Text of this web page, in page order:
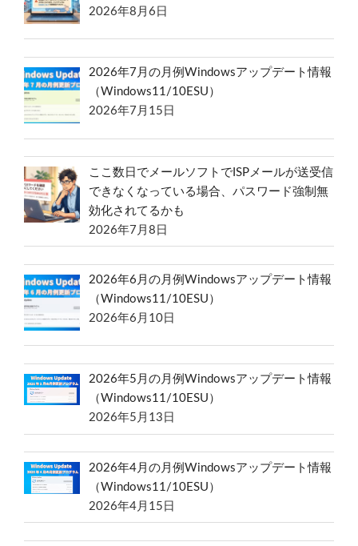
2026年8月6日
2026年7月の月例Windowsアップデート情報
（Windows11/10ESU）
2026年7月15日
ここ数日でメールソフトでISPメールが送受信
できなくなっている場合、パスワード強制無
効化されてるかも
2026年7月8日
2026年6月の月例Windowsアップデート情報
（Windows11/10ESU）
2026年6月10日
2026年5月の月例Windowsアップデート情報
（Windows11/10ESU）
2026年5月13日
2026年4月の月例Windowsアップデート情報
（Windows11/10ESU）
2026年4月15日